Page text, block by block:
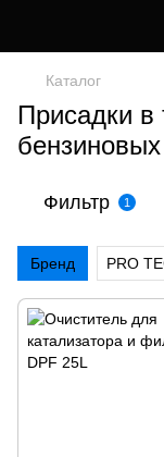
Каталог
Присадки в
Фильтр 1
Бренд PRO